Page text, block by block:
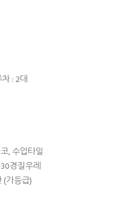
: 2대
, 수입타일
경질우레
(가등급)